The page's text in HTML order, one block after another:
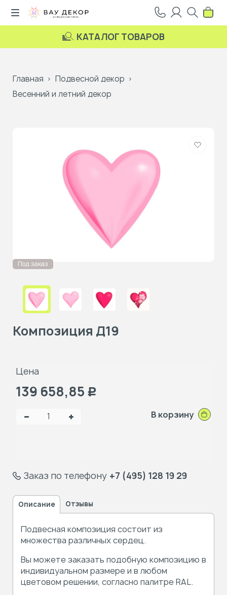
КАТАЛОГ ТОВАРОВ
Главная
Подвесной декор
Весенний и летний декор
Под заказ
Композиция Д19
Цена
139 658,85 Р
В корзину
Заказ по телефону +7 (495) 128 19 29
Описание Отзывы
Подвесная композиция состоит из
множества различных сердец.
Вы можете заказать подобную композицию в
индивидуальном размере и в любом
цветовом решении, согласно палитре RAL.